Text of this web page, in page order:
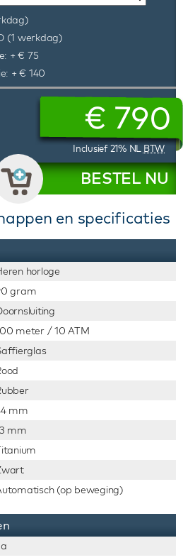
(1 werkdag)
+ € 75
+ € 140
€ 790
Inclusief 21% NL BTW
BESTEL NU
en specificaties
horloge
gram
meter / 10 ATM
mm
mm
(op beweging)